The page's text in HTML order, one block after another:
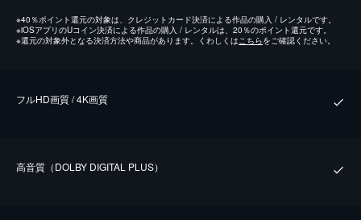
※40％ポイント還元の対象は、クレジットカード決済による作品の購入 / レンタルです。
※iOSアプリのUコイン決済による作品の購入 / レンタルは、20％のポイント還元です。
※還元の対象外となる決済方法や商品があります。くわしくはこちらをご確認ください。
フルHD画質 / 4K画質
⾼⾳質（DOLBY DIGITAL PLUS）